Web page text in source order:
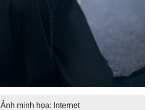
Ảnh minh họa: Internet